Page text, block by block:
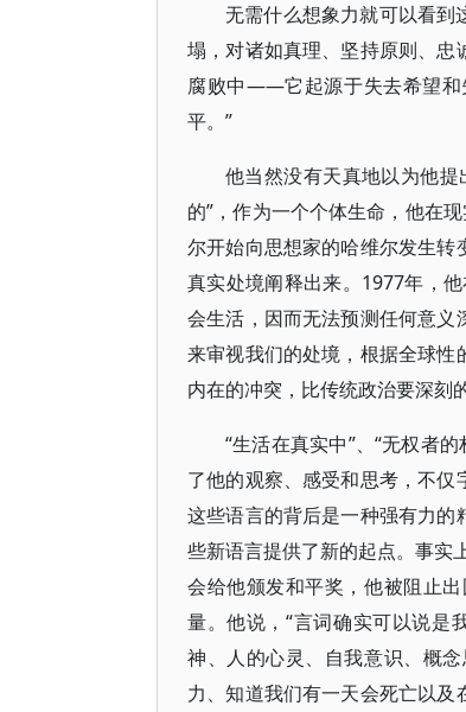
无需什么想象力就可以看到
塌，对诸如真理、坚持原则、
腐败中——它起源于失去希望和
平。”
他当然没有天真地以为他
的”，作为一个个体生命，他在
尔开始向思想家的哈维尔发生
真实处境阐释出来。1977年，
会生活，因而无法预测任何意
来审视我们的处境，根据全球
内在的冲突，比传统政治要深刻
“生活在真实中”、“无权者
了他的观察、感受和思考，不仅
这些语言的背后是一种强有力
些新语言提供了新的起点。事实
会给他颁发和平奖，他被阻止
量。他说，“言词确实可以说是
神、人的心灵、自我意识、概
力、知道我们有一天会死亡以